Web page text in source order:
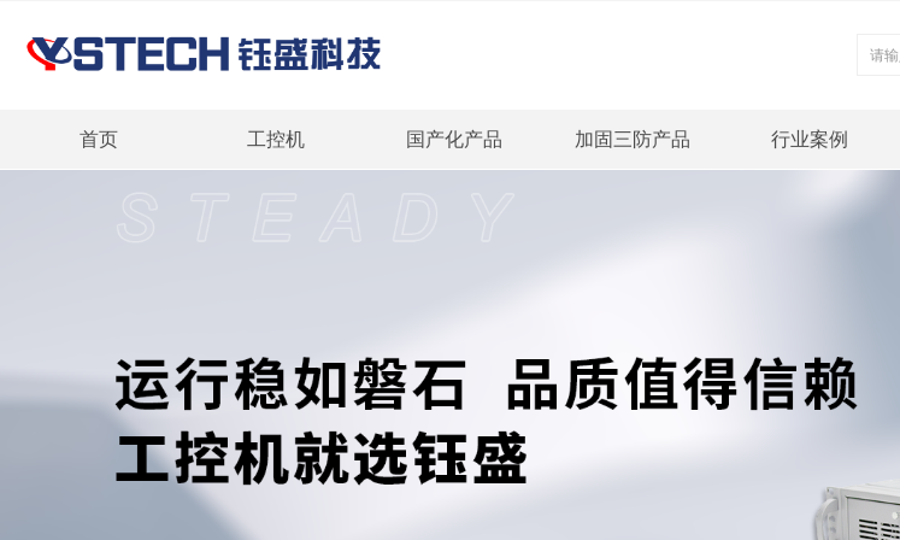
首页 工控机 国产化产品 加固三防产品 行业案例